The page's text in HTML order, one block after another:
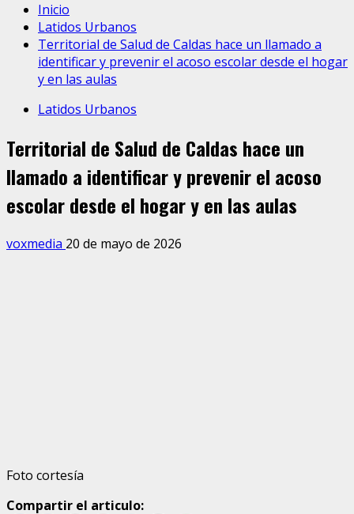
Inicio
Latidos Urbanos
Territorial de Salud de Caldas hace un llamado a
identificar y prevenir el acoso escolar desde el hogar
y en las aulas
Latidos Urbanos
Territorial de Salud de Caldas hace un
llamado a identificar y prevenir el acoso
escolar desde el hogar y en las aulas
voxmedia 20 de mayo de 2026
Foto cortesía
Compartir el articulo: